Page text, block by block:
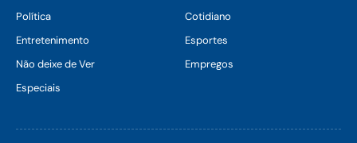
Política
Cotidiano
Entretenimento
Esportes
Não deixe de Ver
Empregos
Especiais